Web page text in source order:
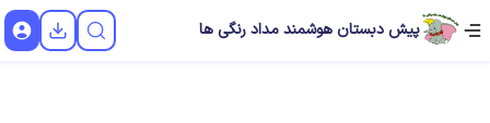
پیش دبستان هوشمند مداد رنگی ها